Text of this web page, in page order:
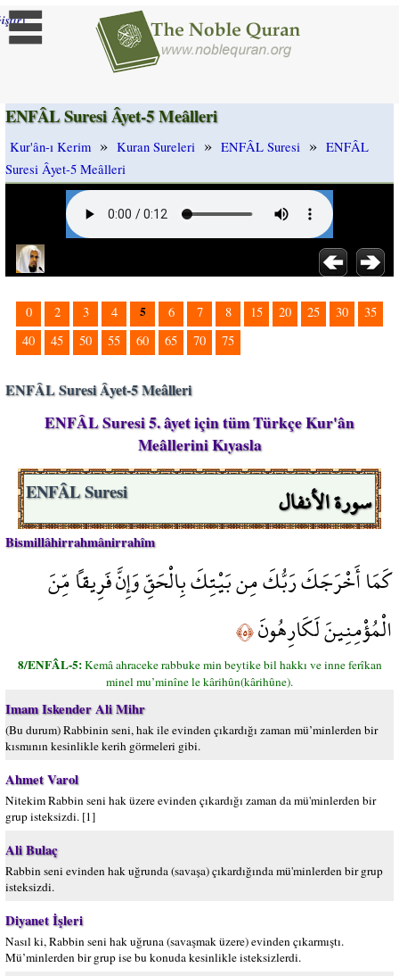
]
ENFÂL Suresi Âyet-5 Meâlleri
Kur'ân-ı Kerim » Kuran Sureleri » ENFÂL Suresi » ENFÂL
Suresi Âyet-5 Meâlleri
0 2 3 4 5 6 7 8 15 20 25 30
35
40
45 50 55 60 65 70 75
ENFÂL Suresi Âyet-5 Meâlleri
ENFÂL Suresi 5. âyet için tüm Türkçe Kur'ân
Meâllerini Kıyasla
سورة الأنفال ENFÂL Suresi
Bismillâhirrahmânirrahîm
كَمَا أَخْرَجَكَ رَبُّكَ مِن بَيْتِكَ بِالْحَقِّ وَإِنَّ فَرِيقاً مِّنَ
الْمُؤْمِنِينَ لَكَارِهُونَ﴿٥﴾
8/ENFÂL-5:Kemâ ahraceke rabbuke min beytike bil hakkı ve inne ferîkan
minel mu’minîne le kârihûn(kârihûne).
Imam Iskender Ali Mihr
(Bu durum) Rabbinin seni, hak ile evinden çıkardığı zaman mü’minlerden bir
kısmının kesinlikle kerih görmeleri gibi.
Ahmet Varol
Nitekim Rabbin seni hak üzere evinden çıkardığı zaman da mü'minlerden bir
grup isteksizdi. [1]
Ali Bulaç
Rabbin seni evinden hak uğrunda (savaşa) çıkardığında mü'minlerden bir grup
isteksizdi.
Diyanet İşleri
Nasıl ki, Rabbin seni hak uğruna (savaşmak üzere) evinden çıkarmıştı.
Mü’minlerden bir grup ise bu konuda kesinlikle isteksizlerdi.